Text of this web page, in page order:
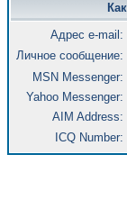
Адрес e-mail:
Личное сообщение:
MSN Messenger:
Yahoo Messenger:
AIM Address:
ICQ Number: